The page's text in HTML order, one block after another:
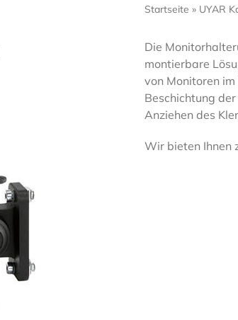
Startseite » UYAR
Die
montierbare
von Monitoren
Beschichtung
Anziehen des
Wir bieten Ihnen